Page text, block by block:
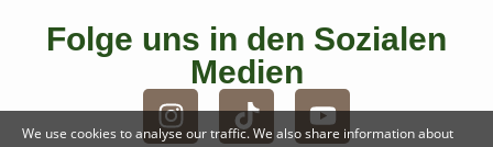
Folge uns in den Sozialen
Medien
We use cookies to analyse our traffic. We also share information about